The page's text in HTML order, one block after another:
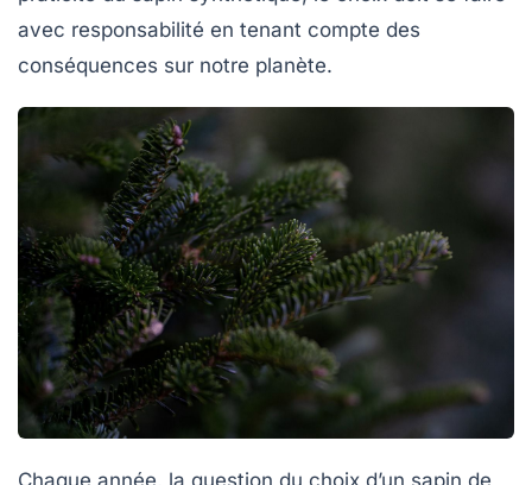
avec responsabilité en tenant compte des
conséquences sur notre planète.
Chaque année, la question du choix d’un sapin de